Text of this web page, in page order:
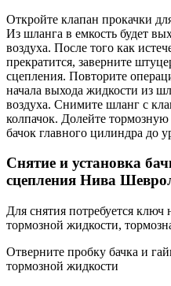
Откройте клапан прокачки
Из шланга в емкость будет
воздуха. После того как
прекратится, заверните
сцепления. Повторите
начала выхода жидкости из
воздуха. Снимите шланг с
колпачок. Долейте
бачок главного цилиндра до
Снятие и установка
сцепления Нива
Для снятия потребуется ключ
тормозной жидкости,
Отверните пробку бачка и
тормозной жидкости